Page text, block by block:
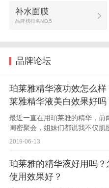
补水面膜
品牌榜排名NO.5
品牌论坛
珀莱雅精华液功效怎么样
莱雅精华液美白效果好吗
最近一直在用珀莱雅的精华，前
闺密聚会，姐妹们都说我不仅肌
了许多，气色也提亮了很多～超
吧，珀莱雅这款...
2019-06-13
珀莱雅的精华液好用吗？
使用效果好？